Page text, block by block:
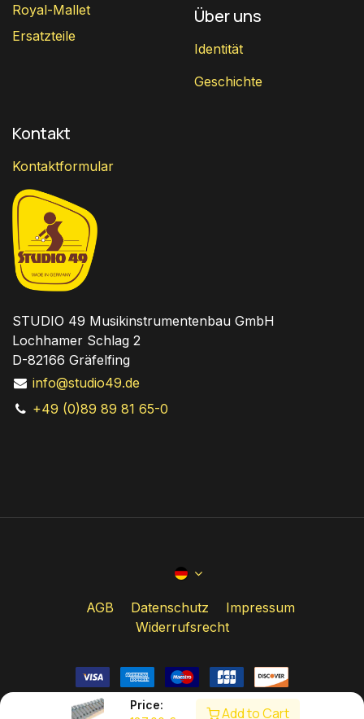
Price:
Add to Cart
Royal-Mallet
Ersatzteile
Über uns
Identität
Geschichte
Kontakt
Kontaktformular
STUDIO 49 Musikinstrumentenbau GmbH
Lochhamer Schlag 2
D-82166 Gräfelfing
info@studio49.de
+49 (0)89 89 81 65-0
AGB Datenschutz
Impressum
Widerrufsrecht